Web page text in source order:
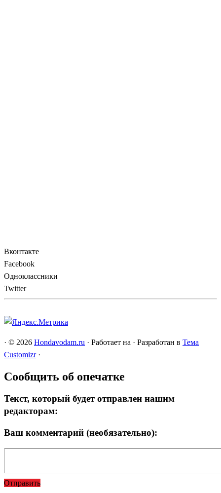
Вконтакте
Facebook
Одноклассники
Twitter
· © 2026 Hondavodam.ru · Работает на · Разработан в Тема
Customizr ·
Сообщить об опечатке
Текст, который будет отправлен нашим
редакторам:
Ваш комментарий (необязательно):
Отправить